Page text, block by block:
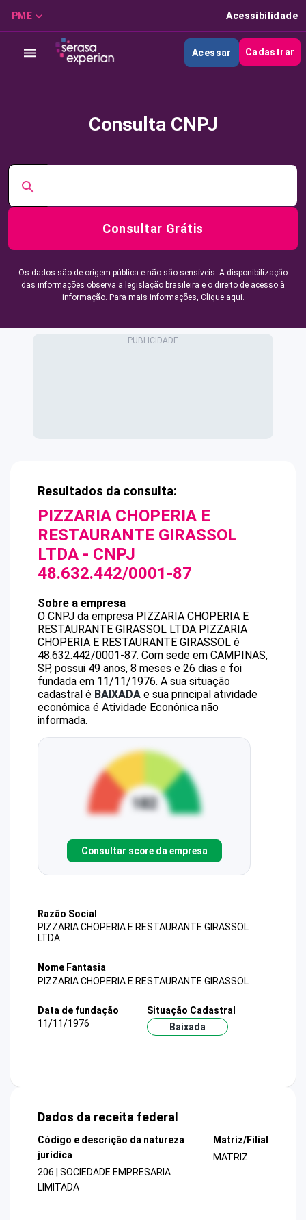
PME Acessibilidade
Acessar Cadastrar
Consulta CNPJ
Consultar Grátis
Os dados são de origem pública e não são sensíveis. A disponibilização
das informações observa a legislação brasileira e o direito de acesso à
informação. Para mais informações, Clique aqui.
Resultados da consulta:
PIZZARIA CHOPERIA E
RESTAURANTE GIRASSOL
LTDA - CNPJ
48.632.442/0001-87
Sobre a empresa
O CNPJ da empresa PIZZARIA CHOPERIA E
RESTAURANTE GIRASSOL LTDA PIZZARIA
CHOPERIA E RESTAURANTE GIRASSOL é
48.632.442/0001-87. Com sede em CAMPINAS,
SP, possui 49 anos, 8 meses e 26 dias e foi
fundada em 11/11/1976. A sua situação
cadastral é BAIXADA e sua principal atividade
econômica é Atividade Econônica não
informada.
Consultar score da empresa
Razão Social
PIZZARIA CHOPERIA E RESTAURANTE GIRASSOL
LTDA
Nome Fantasia
PIZZARIA CHOPERIA E RESTAURANTE GIRASSOL
Data de fundação
11/11/1976
Situação Cadastral
Baixada
Dados da receita federal
Código e descrição da natureza
jurídica
206 | SOCIEDADE EMPRESARIA
LIMITADA
Matriz/Filial
MATRIZ